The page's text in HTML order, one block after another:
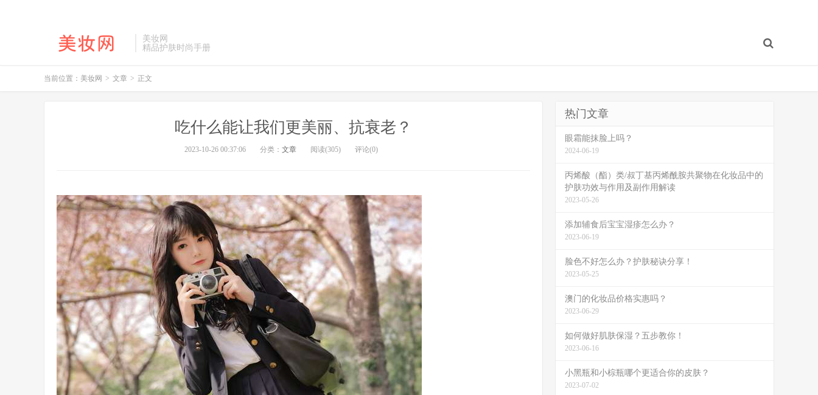
美妆网
精品护肤时尚手册
当前位置： 美妆网 > 文章 > 正文
吃什么能让我们更美丽、抗衰老？
2023-10-26 00:37:06 分类： 文章 阅读(305) 评论(0)
热门文章
眼霜能抹脸上吗？
2024-06-19
丙烯酸（酯）类/叔丁基丙烯酰胺共聚物在化妆品中的
护肤功效与作用及副作用解读
2023-05-26
添加辅食后宝宝湿疹怎么办？
2023-06-19
脸色不好怎么办？护肤秘诀分享！
2023-05-25
澳门的化妆品价格实惠吗？
2023-06-29
如何做好肌肤保湿？五步教你！
2023-06-16
小黑瓶和小棕瓶哪个更适合你的皮肤？
2023-07-02